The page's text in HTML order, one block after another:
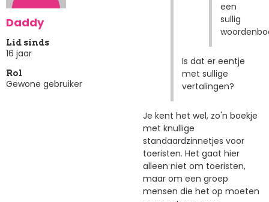
Daddy
Lid sinds
16 jaar
Rol
Gewone gebruiker
een
sullig
Is dat er eentje
met sullige
vertalingen?
Je kent het wel, zo'n boekje
met knullige
standaardzinnetjes voor
toeristen. Het gaat hier
alleen niet om toeristen,
maar om een groep
mensen die het op moeten